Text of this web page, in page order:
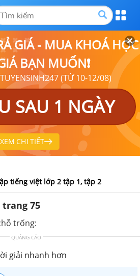
GIÁ - MUA KHOÁ HỌC
BẠN MUỐN❗
(TỪ 10-12/08)
SAU 1 NGÀY
XEM CHI TIẾT
tiếng việt lớp 2 tập 1, tập 2
trang 75
trống:
QUẢNG CÁO
giải nhanh hơn